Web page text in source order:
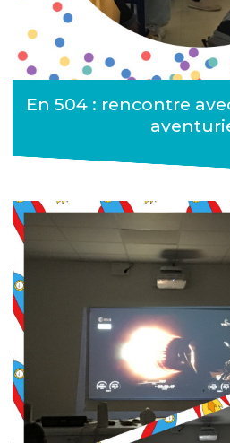
En 504 : rencontre